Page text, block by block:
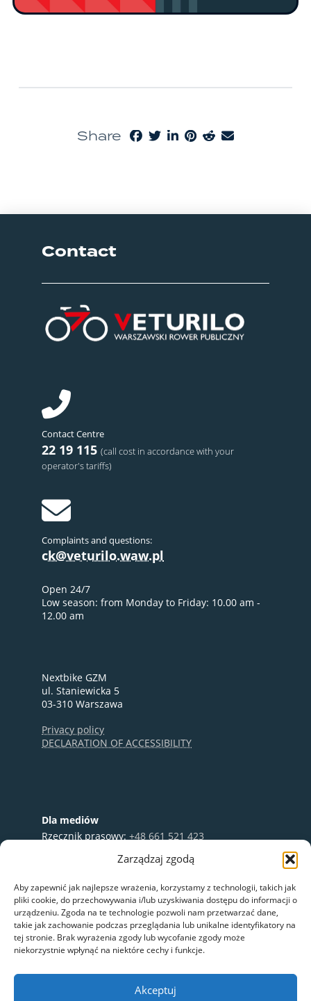
Zarządzaj zgodą
Aby zapewnić jak najlepsze wrażenia, korzystamy z technologii, takich jak
pliki cookie, do przechowywania i/lub uzyskiwania dostępu do informacji o
urządzeniu. Zgoda na te technologie pozwoli nam przetwarzać dane,
takie jak zachowanie podczas przeglądania lub unikalne identyfikatory na
tej stronie. Brak wyrażenia zgody lub wycofanie zgody może
niekorzystnie wpłynąć na niektóre cechy i funkcje.
Akceptuj
Share
Contact
Contact Centre
22 19 115 (call cost in accordance with your
operator's tariffs)
Complaints and questions:
ck@veturilo.waw.pl
Open 24/7
Low season: from Monday to Friday: 10.00 am -
12.00 am
Nextbike GZM
ul. Staniewicka 5
03-310 Warszawa
Privacy policy
DECLARATION OF ACCESSIBILITY
Dla mediów
Rzecznik prasowy: +48 661 521 423
media@nextbike.pl
+48 696 003 711